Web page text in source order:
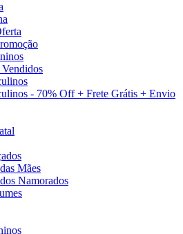
- 70% Off + Frete Grátis + Envio
Mães
Namorados